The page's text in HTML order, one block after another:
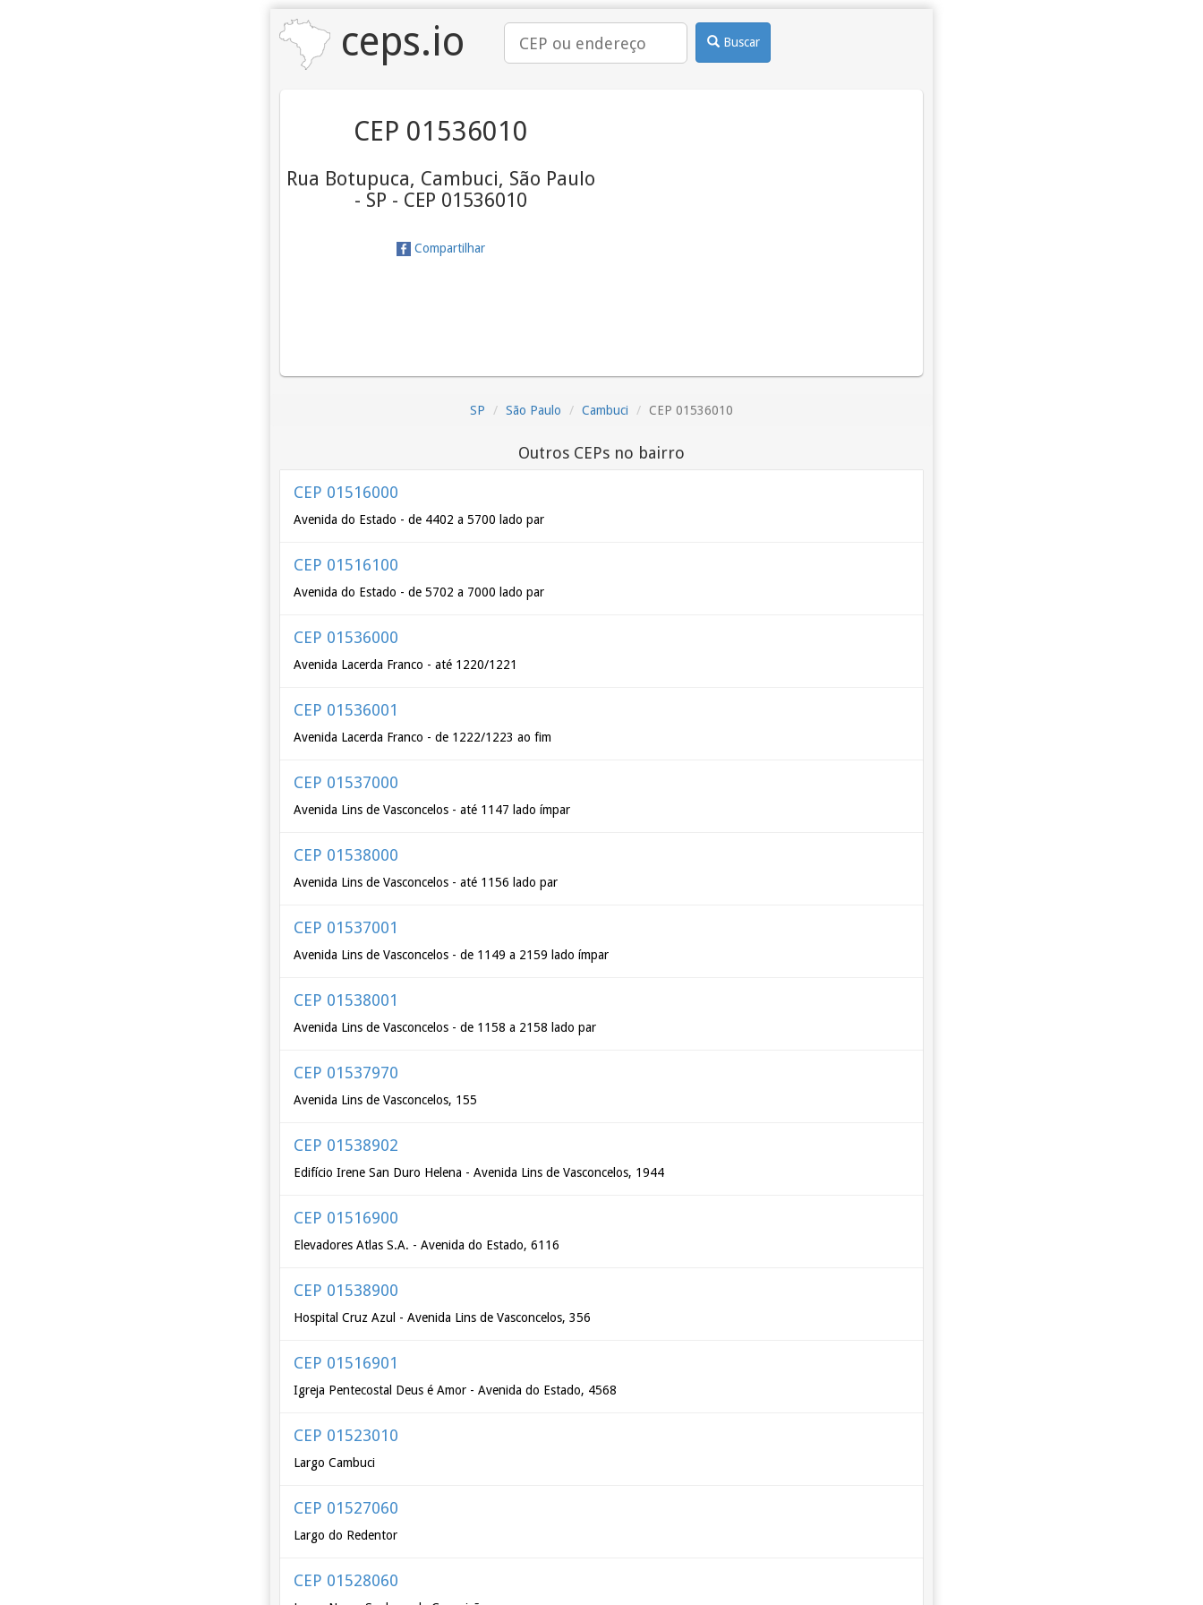
ceps.io Buscar
CEP 01536010
Rua Botupuca, Cambuci, São Paulo
- SP - CEP 01536010
Compartilhar
SP São Paulo Cambuci CEP 01536010
Outros CEPs no bairro
CEP 01516000
Avenida do Estado - de 4402 a 5700 lado par
CEP 01516100
Avenida do Estado - de 5702 a 7000 lado par
CEP 01536000
Avenida Lacerda Franco - até 1220/1221
CEP 01536001
Avenida Lacerda Franco - de 1222/1223 ao fim
CEP 01537000
Avenida Lins de Vasconcelos - até 1147 lado ímpar
CEP 01538000
Avenida Lins de Vasconcelos - até 1156 lado par
CEP 01537001
Avenida Lins de Vasconcelos - de 1149 a 2159 lado ímpar
CEP 01538001
Avenida Lins de Vasconcelos - de 1158 a 2158 lado par
CEP 01537970
Avenida Lins de Vasconcelos, 155
CEP 01538902
Edifício Irene San Duro Helena - Avenida Lins de Vasconcelos, 1944
CEP 01516900
Elevadores Atlas S.A. - Avenida do Estado, 6116
CEP 01538900
Hospital Cruz Azul - Avenida Lins de Vasconcelos, 356
CEP 01516901
Igreja Pentecostal Deus é Amor - Avenida do Estado, 4568
CEP 01523010
Largo Cambuci
CEP 01527060
Largo do Redentor
CEP 01528060